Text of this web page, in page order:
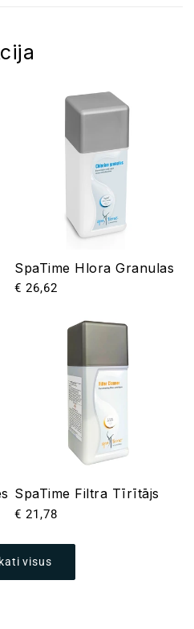
SpaTime Hlora Granulas
Parastā
€ 26,62
SpaTime Filtra Tīrītājs
Parastā
€ 21,78
visus